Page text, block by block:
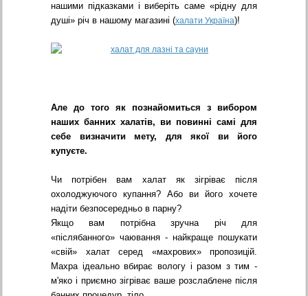
нашими підказками і виберіть саме «рідну для
душі» річ в нашому магазині (халати Україна)!
Але до того як познайомиться з вибором
наших банних халатів, ви повинні самі для
себе визначити мету, для якої ви його
купуєте.
Чи потрібен вам халат як зігріває після
охолоджуючого купання? Або ви його хочете
надіти безпосередньо в парну?
Якщо вам потрібна зручна річ для
«післябанного» чаювання - найкраще пошукати
«свій» халат серед «махрових» пропозицій.
Махра ідеально вбирає вологу і разом з тим -
м'яко і приємно зігріває ваше розслаблене після